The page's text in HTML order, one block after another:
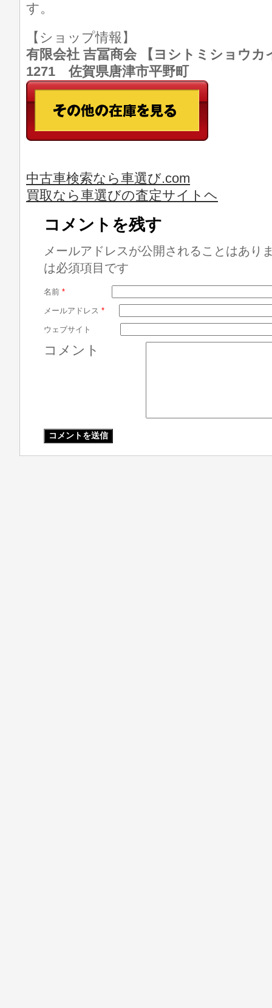
す。
【ショップ情報】
有限会社 吉冨商会 【ヨシトミショウ
1271 佐賀県唐津市平野町
中古車検索なら車選び.com
買取なら車選びの査定サイトヘ
コメントを残す
メールアドレスが公開されることはあり
は必須項目です
名前 *
メールアドレス *
ウェブサイト
コメント